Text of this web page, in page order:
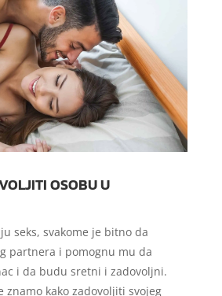
OSOBU U
seks, svakome je bitno da
partnera i pomognu mu da
i da budu sretni i zadovoljni.
znamo kako zadovoljiti svojeg